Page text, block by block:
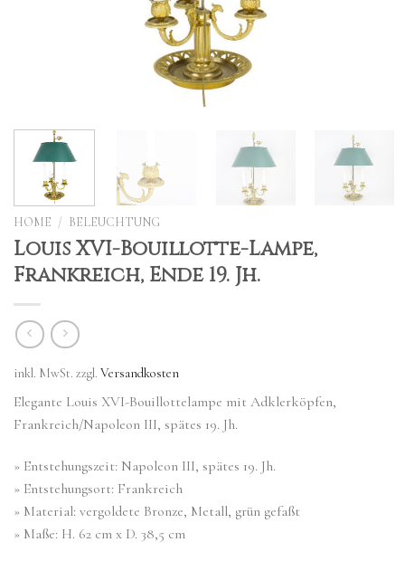
HOME / BELEUCHTUNG
Louis XVI-Bouillotte-Lampe,
Frankreich, Ende 19. Jh.
inkl. MwSt. zzgl. Versandkosten
Elegante Louis XVI-Bouillottelampe mit Adklerköpfen,
Frankreich/Napoleon III, spätes 19. Jh.
» Entstehungszeit: Napoleon III, spätes 19. Jh.
» Entstehungsort: Frankreich
» Material: vergoldete Bronze, Metall, grün gefaßt
» Maße: H. 62 cm x D. 38,5 cm